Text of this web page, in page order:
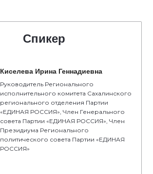
Спикер
Киселева Ирина Геннадиевна
Руководитель Регионального
исполнительного комитета Сахалинского
регионального отделения Партии
«ЕДИНАЯ РОССИЯ», Член Генерального
совета Партии «ЕДИНАЯ РОССИЯ», Член
Президиума Регионального
политического совета Партии «ЕДИНАЯ
РОССИЯ»